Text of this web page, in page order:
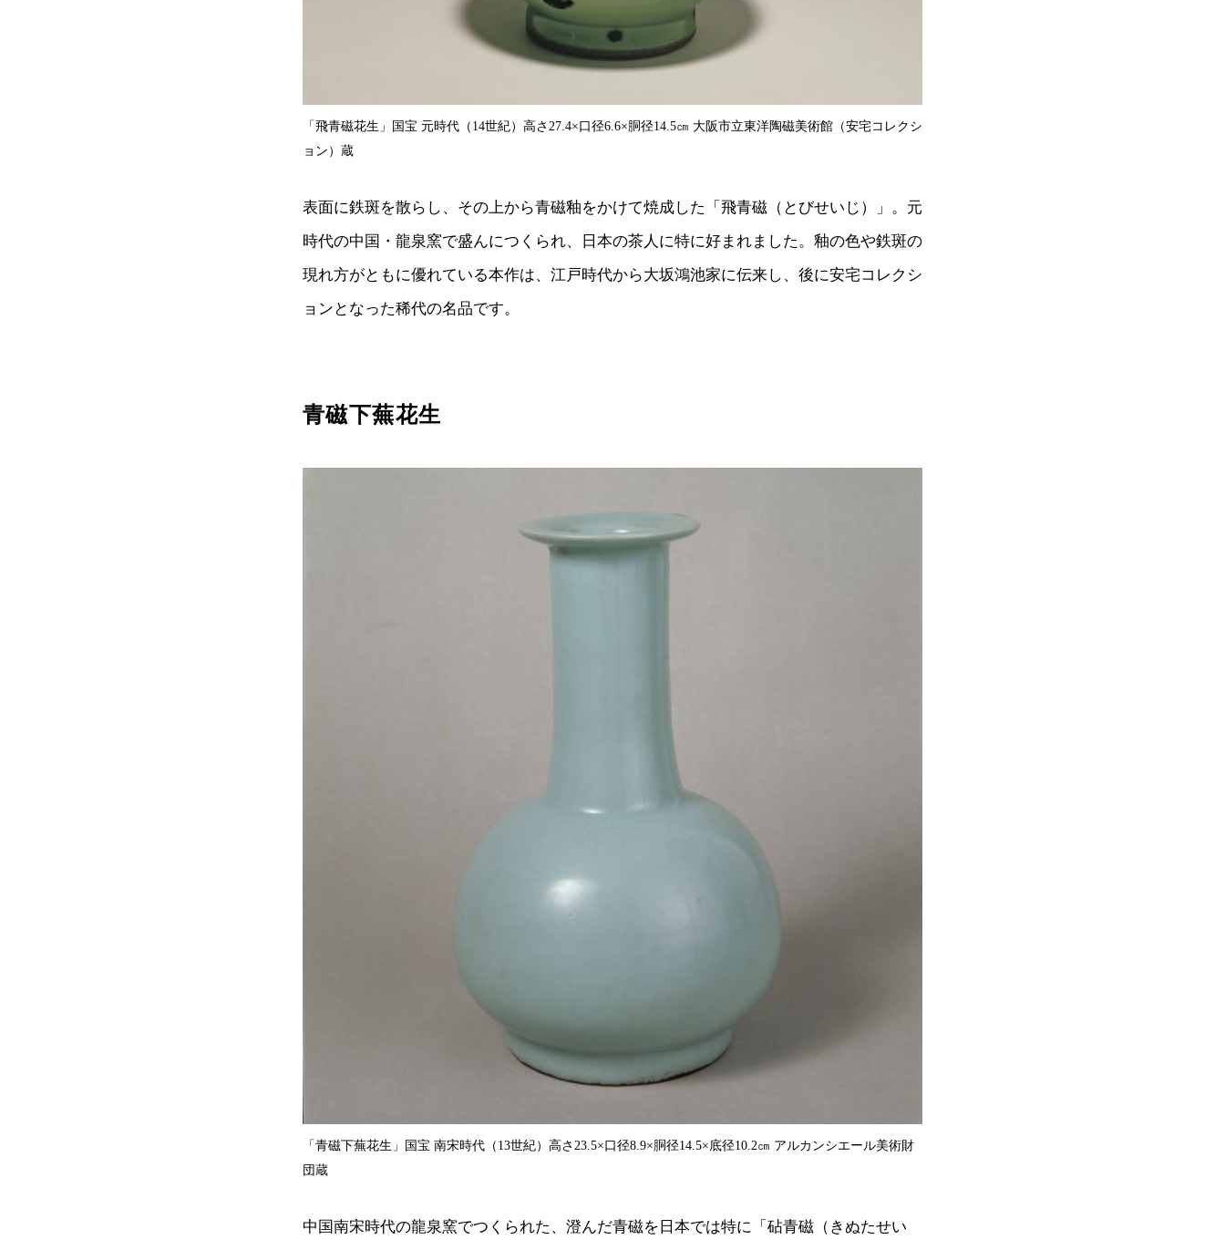
「飛青磁花生」国宝 元時代（14世紀）高さ27.4×口径6.6×胴径14.5㎝ 大阪市立東洋陶磁美術館（安宅コレクシ
ョン）蔵
表面に鉄斑を散らし、その上から青磁釉をかけて焼成した「飛青磁（とびせいじ）」。元
時代の中国・龍泉窯で盛んにつくられ、日本の茶人に特に好まれました。釉の色や鉄斑の
現れ方がともに優れている本作は、江戸時代から大坂鴻池家に伝来し、後に安宅コレクシ
ョンとなった稀代の名品です。
青磁下蕪花生
「青磁下蕪花生」国宝 南宋時代（13世紀）高さ23.5×口径8.9×胴径14.5×底径10.2㎝ アルカンシエール美術財
団蔵
中国南宋時代の龍泉窯でつくられた、澄んだ青磁を日本では特に「砧青磁（きぬたせい